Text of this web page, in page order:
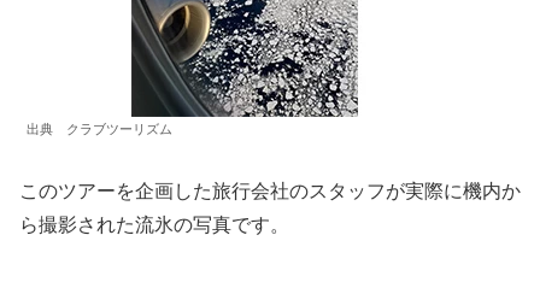
出典 クラブツーリズム
このツアーを企画した旅行会社のスタッフが実際に機内か
ら撮影された流氷の写真です。